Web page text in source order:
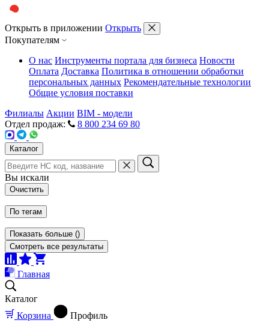
Открыть в приложении Открыть
Покупателям
О нас Инструменты портала для бизнеса Новости
Оплата Доставка Политика в отношении обработки
персональных данных Рекомендательные технологии
Общие условия поставки
Филиалы Акции BIM - модели
Отдел продаж:
8 800 234 69 80
Каталог
Вы искали
Очистить
По тегам
Показать больше ()
Смотреть все результаты
Главная
Каталог
Корзина
Профиль